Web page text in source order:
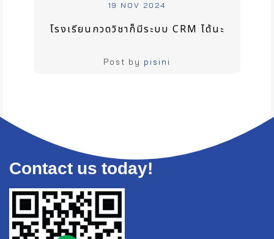
19 NOV 2024
โรงเรียนกวดวิชาก็มีระบบ CRM ได้นะ
Post by pisini